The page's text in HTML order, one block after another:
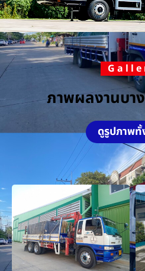
ภาพผลงานบา
ดูรูปภาพ